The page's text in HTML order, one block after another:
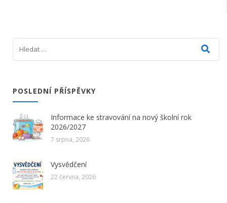
POSLEDNÍ PŘÍSPĚVKY
Informace ke stravování na nový školní rok
2026/2027
7 srpna, 2026
Vysvědčení
22 června, 2026